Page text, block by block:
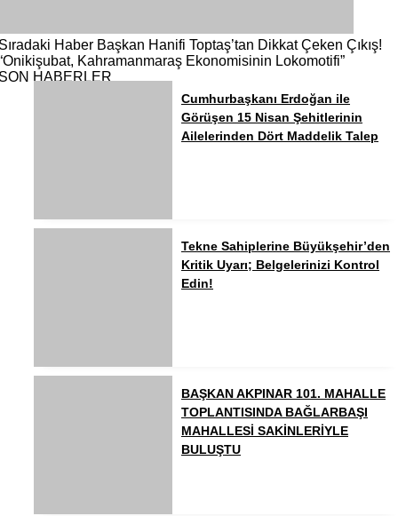
Haber Başkan Hanifi Toptaş’tan Dikkat Çeken Çıkış!
Kahramanmaraş Ekonomisinin Lokomotifi”
HABERLER
Cumhurbaşkanı Erdoğan ile
Görüşen 15 Nisan Şehitlerinin
Ailelerinden Dört Maddelik Talep
Tekne Sahiplerine Büyükşehir’den
Kritik Uyarı; Belgelerinizi Kontrol
Edin!
BAŞKAN AKPINAR 101. MAHALLE
TOPLANTISINDA BAĞLARBAŞI
MAHALLESİ SAKİNLERİYLE
BULUŞTU